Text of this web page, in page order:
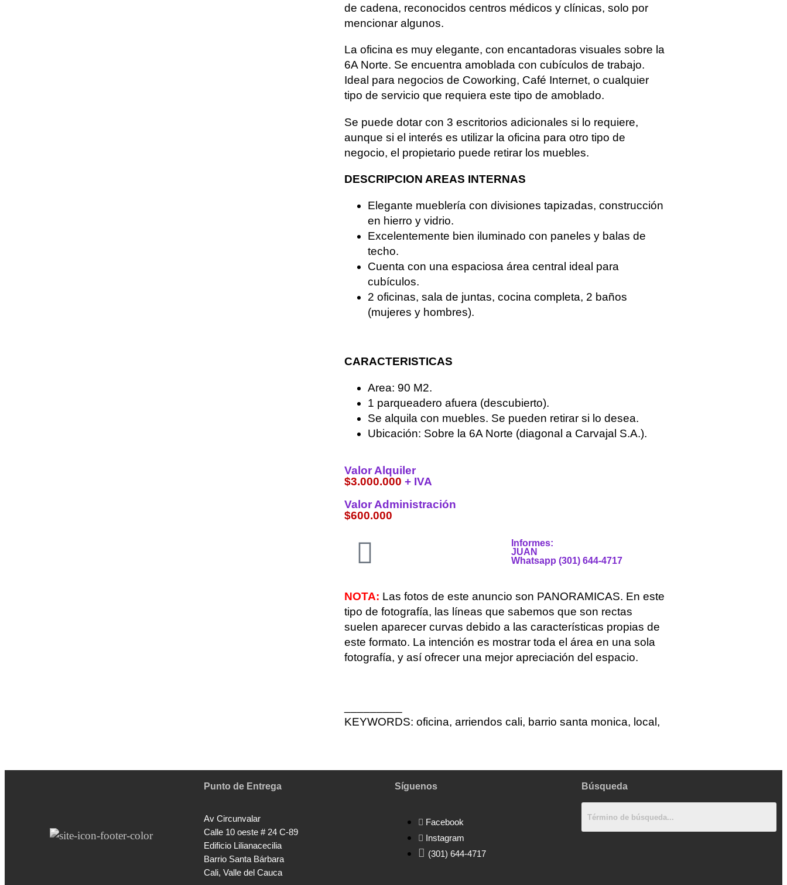
de cadena, reconocidos centros médicos y clínicas, solo por
mencionar algunos.
La oficina es muy elegante, con encantadoras visuales sobre la
6A Norte. Se encuentra amoblada con cubículos de trabajo.
Ideal para negocios de Coworking, Café Internet, o cualquier
tipo de servicio que requiera este tipo de amoblado.
Se puede dotar con 3 escritorios adicionales si lo requiere,
aunque si el interés es utilizar la oficina para otro tipo de
negocio, el propietario puede retirar los muebles.
DESCRIPCION AREAS INTERNAS
Elegante mueblería con divisiones tapizadas, construcción
en hierro y vidrio.
Excelentemente bien iluminado con paneles y balas de
techo.
Cuenta con una espaciosa área central ideal para
cubículos.
2 oficinas, sala de juntas, cocina completa, 2 baños
(mujeres y hombres).
CARACTERISTICAS
Area: 90 M2.
1 parqueadero afuera (descubierto).
Se alquila con muebles. Se pueden retirar si lo desea.
Ubicación: Sobre la 6A Norte (diagonal a Carvajal S.A.).
Valor Alquiler
$3.000.000 + IVA
Valor Administración
$600.000
Informes:
JUAN
Whatsapp (301) 644-4717
NOTA: Las fotos de este anuncio son PANORAMICAS. En este
tipo de fotografía, las líneas que sabemos que son rectas
suelen aparecer curvas debido a las características propias de
este formato. La intención es mostrar toda el área en una sola
fotografía, y así ofrecer una mejor apreciación del espacio.
KEYWORDS: oficina, arriendos cali, barrio santa monica, local,
Punto de Entrega
Av Circunvalar
Calle 10 oeste # 24 C-89
Edificio Lilianacecilia
Barrio Santa Bárbara
Cali, Valle del Cauca
Síguenos
Facebook
Instagram
(301) 644-4717
Búsqueda